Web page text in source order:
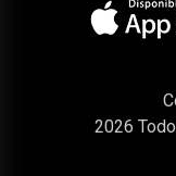
2026